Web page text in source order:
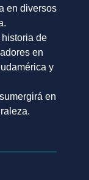
en diversos
de
en
y
en